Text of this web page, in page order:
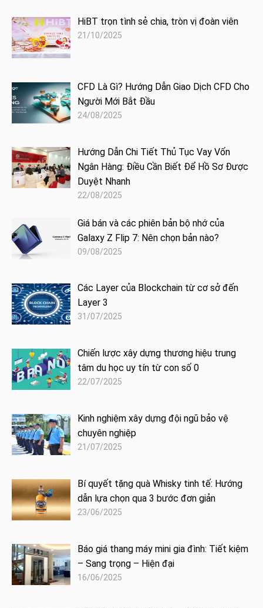
HiBT trọn tình sẻ chia, tròn vị đoàn viên
21/10/2025
CFD Là Gì? Hướng Dẫn Giao Dịch CFD Cho
Người Mới Bắt Đầu
24/08/2025
Hướng Dẫn Chi Tiết Thủ Tục Vay Vốn
Ngân Hàng: Điều Cần Biết Để Hồ Sơ Được
Duyệt Nhanh
22/08/2025
Giá bán và các phiên bản bộ nhớ của
Galaxy Z Flip 7: Nên chọn bản nào?
09/08/2025
Các Layer của Blockchain từ cơ sở đến
Layer 3
31/07/2025
Chiến lược xây dựng thương hiệu trung
tâm du học uy tín từ con số 0
22/07/2025
Kinh nghiệm xây dựng đội ngũ bảo vệ
chuyên nghiệp
21/07/2025
Bí quyết tặng quà Whisky tinh tế: Hướng
dẫn lựa chọn qua 3 bước đơn giản
23/06/2025
Báo giá thang máy mini gia đình: Tiết kiệm
– Sang trọng – Hiện đại
16/06/2025